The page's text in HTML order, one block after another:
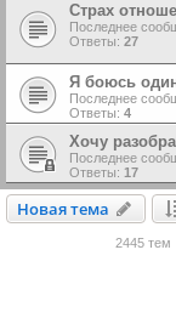
Страх
Последнее
Ответы: 27
Я боюсь
Последнее
Ответы: 4
Хочу
Последнее
Ответы: 17
Новая тема
Новаятема
2445 тем